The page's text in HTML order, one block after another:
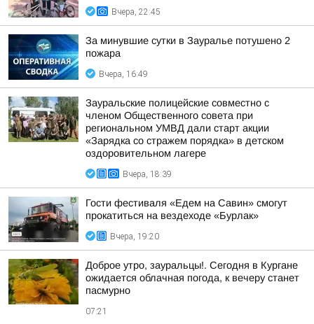
Вчера, 22:45
За минувшие сутки в Зауралье потушено 2
пожара
Вчера, 16:49
Зауральские полицейские совместно с
членом Общественного совета при
региональном УМВД дали старт акции
«Зарядка со стражем порядка» в детском
оздоровительном лагере
Вчера, 18:39
Гости фестиваля «Едем на Савин» смогут
прокатиться на вездеходе «Бурлак»
Вчера, 19:20
Доброе утро, зауральцы!. Сегодня в Кургане
ожидается облачная погода, к вечеру станет
пасмурно
07:21